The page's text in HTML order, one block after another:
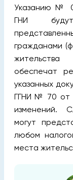
Указанию №
ГНИ
гражданами
обеспечат
указанных
ГГНИ № 70 от
изменений.
могут
любом
места